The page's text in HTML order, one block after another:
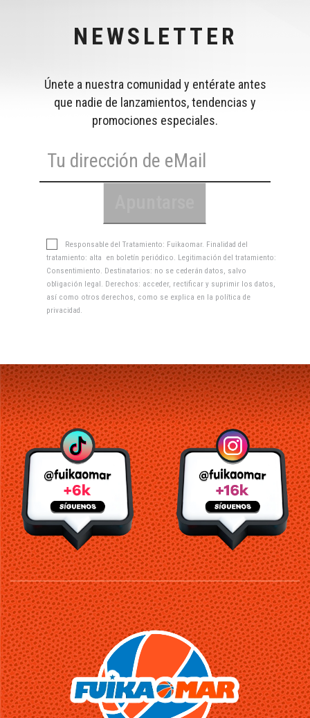
NEWSLETTER
Únete a nuestra comunidad y entérate antes
que nadie de lanzamientos, tendencias y
promociones especiales.
Responsable del Tratamiento: Fuikaomar. Finalidad del
tratamiento: alta en boletín periódico. Legitimación del tratamiento:
Consentimiento. Destinatarios: no se cederán datos, salvo
obligación legal. Derechos: acceder, rectificar y suprimir los datos,
así como otros derechos, como se explica en la política de
privacidad